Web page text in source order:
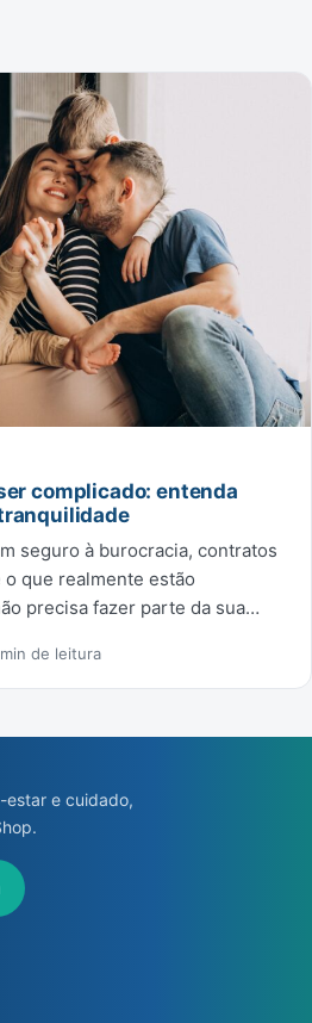
complicado: entenda
seguro à burocracia, contratos
que realmente estão
precisa fazer parte da sua…
de leitura
estar e cuidado,